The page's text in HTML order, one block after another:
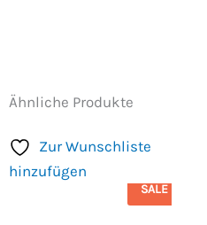
Ähnliche Produkte
Zur Wunschliste
hinzufügen
SALE